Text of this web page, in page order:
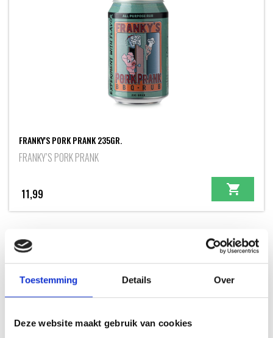
Toestemming Details Over
Deze website maakt gebruik van cookies
FRANKY'S PORK PRANK 235GR.
FRANKY’S PORK PRANK
11,99
INSPIRATIE